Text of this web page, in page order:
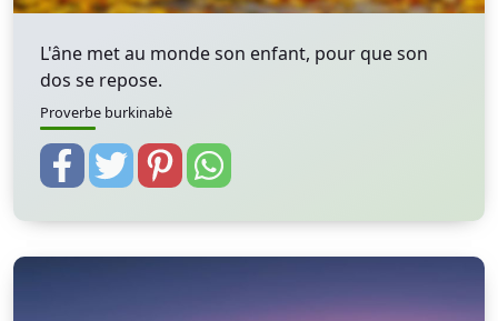
L'âne met au monde son enfant, pour que son
dos se repose.
Proverbe burkinabè